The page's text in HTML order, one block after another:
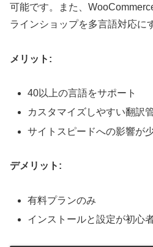
可能です。また、
ラインショップを多言語対応に
メリット:
40以上の言語をサポート
カスタマイズしやすい翻訳
サイトスピードへの影響が
デメリット:
有料プランのみ
インストールと設定が初心